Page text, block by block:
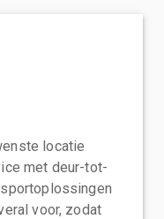
locatie
met deur-tot-
voor, zodat